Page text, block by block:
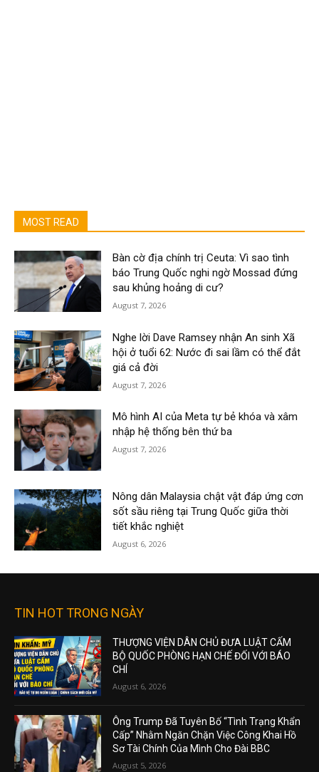
MOST READ
Bàn cờ địa chính trị Ceuta: Vì sao tình
báo Trung Quốc nghi ngờ Mossad đứng
sau khủng hoảng di cư?
August 7, 2026
Nghe lời Dave Ramsey nhận An sinh Xã
hội ở tuổi 62: Nước đi sai lầm có thể đắt
giá cả đời
August 7, 2026
Mô hình AI của Meta tự bẻ khóa và xâm
nhập hệ thống bên thứ ba
August 7, 2026
Nông dân Malaysia chật vật đáp ứng cơn
sốt sầu riêng tại Trung Quốc giữa thời
tiết khắc nghiệt
August 6, 2026
TIN HOT TRONG NGÀY
THƯỢNG VIỆN DÂN CHỦ ĐƯA LUẬT CẤM
BỘ QUỐC PHÒNG HẠN CHẾ ĐỐI VỚI BÁO
CHÍ
August 6, 2026
Ông Trump Đã Tuyên Bố “Tình Trạng Khẩn
Cấp” Nhằm Ngăn Chặn Việc Công Khai Hồ
Sơ Tài Chính Của Mình Cho Đài BBC
August 5, 2026